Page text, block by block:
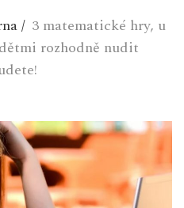
/ 3 matematické hry, u
rozhodně nudit